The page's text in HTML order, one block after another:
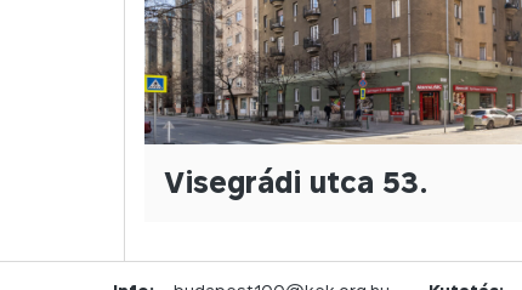
Visegrádi utca 53.